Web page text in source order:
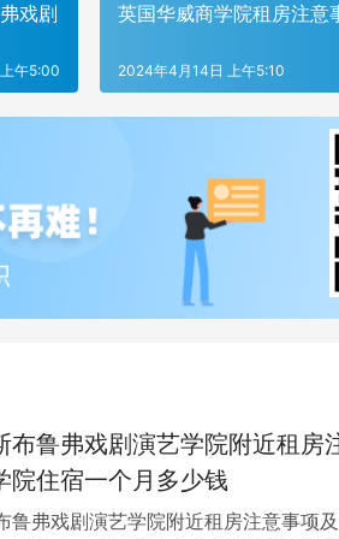
戏剧
午5:00
英国华威商学院租房注意
2024年4月14日 上午5:10
布鲁弗戏剧演艺学院附近租房
院住宿一个月多少钱
鲁弗戏剧演艺学院附近租房注意事项